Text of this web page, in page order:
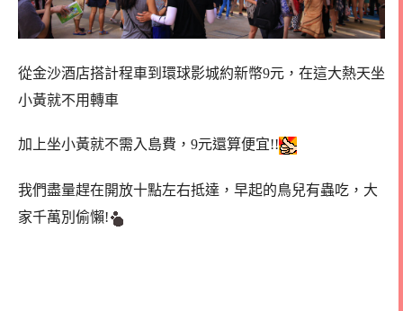
從金沙酒店搭計程車到環球影城約新幣9元，在這大熱天坐
小黃就不用轉車
加上坐小黃就不需入島費，9元還算便宜!!
我們盡量趕在開放十點左右抵達，早起的鳥兒有蟲吃，大
家千萬別偷懶!